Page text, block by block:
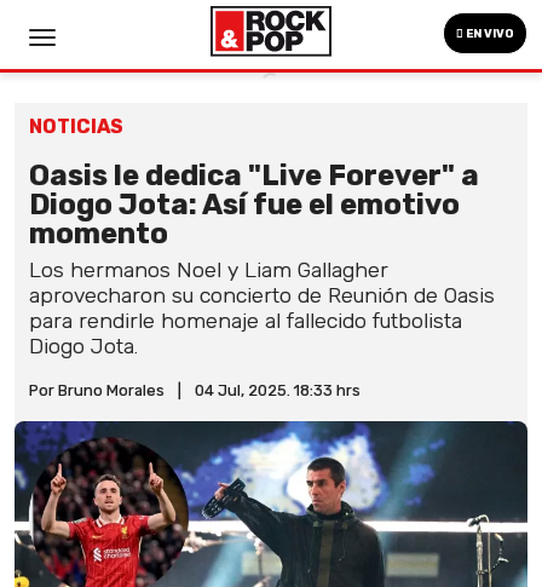
EN VIVO
NOTICIAS
Oasis le dedica "Live Forever" a
Diogo Jota: Así fue el emotivo
momento
Los hermanos Noel y Liam Gallagher
aprovecharon su concierto de Reunión de Oasis
para rendirle homenaje al fallecido futbolista
Diogo Jota.
Por Bruno Morales 04 Jul, 2025. 18:33 hrs